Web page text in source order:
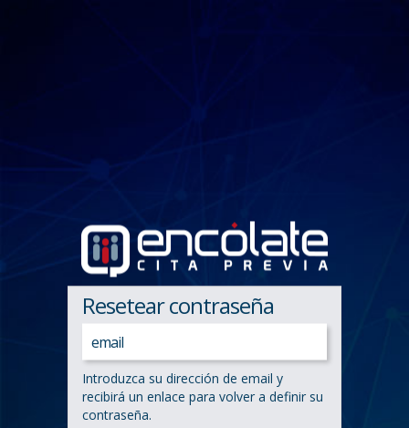
Resetear contraseña
Introduzca su dirección de email y
recibirá un enlace para volver a definir su
contraseña.